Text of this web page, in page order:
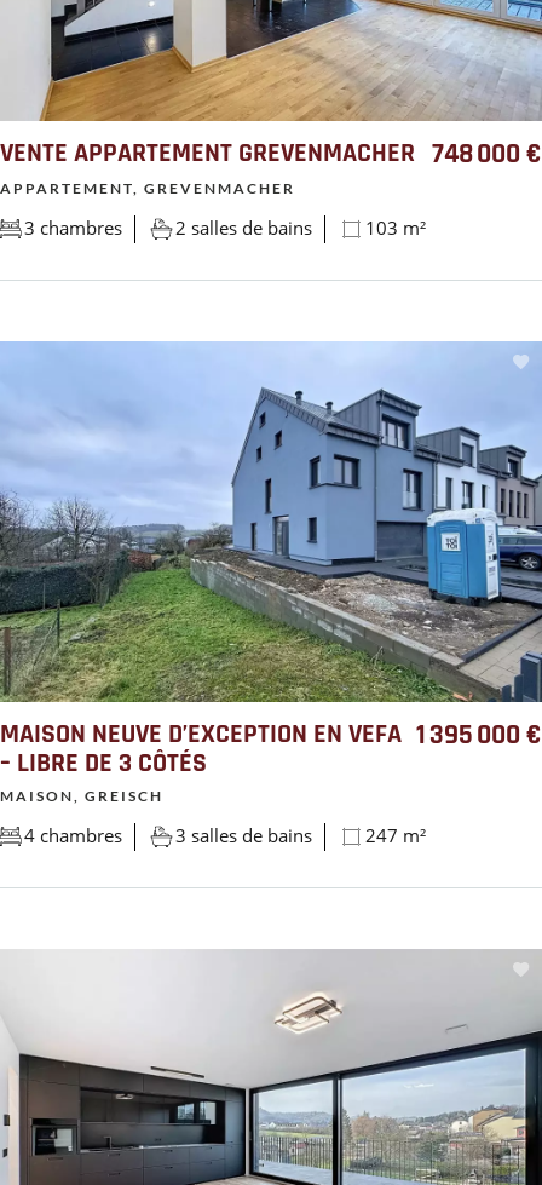
VENTE APPARTEMENT GREVENMACHER 748 000 €
APPARTEMENT, GREVENMACHER
3 chambres 2 salles de bains 103 m²
MAISON NEUVE D’EXCEPTION EN VEFA
– LIBRE DE 3 CÔTÉS
1 395 000 €
MAISON, GREISCH
4 chambres 3 salles de bains 247 m²